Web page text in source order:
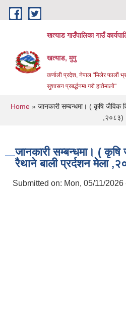
Skip to main content
खत्याड गाउँपालिका गाउँ
खत्याड, मुगु
कर्णाली प्रदेश, नेपाल "मिलेर फालाैं
सुशासन प्रबर्द्धनमा गराै‌ हातेमालाे"
You are here
Home » जानकारी सम्बन्धमा। ( कृषि जैविक
,२०८३)
जानकारी सम्बन्धमा। ( कृषि
रैथाने बाली प्रर्दशन मेला
Submitted on: Mon, 05/11/2026